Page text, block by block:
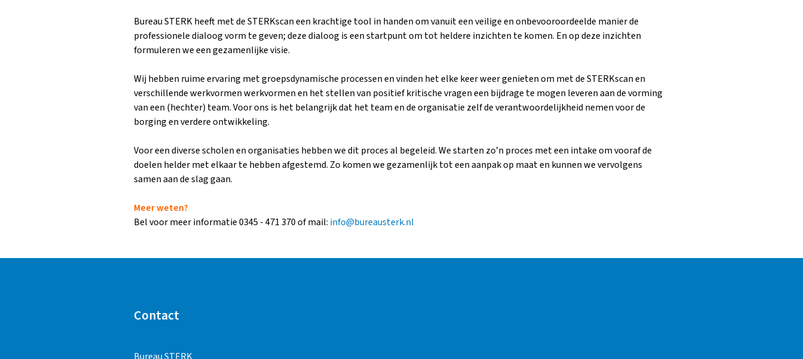
Bureau STERK heeft met de STERKscan een krachtige tool in handen om vanuit een veilige en onbevooroordeelde manier de
professionele dialoog vorm te geven; deze dialoog is een startpunt om tot heldere inzichten te komen. En op deze inzichten
formuleren we een gezamenlijke visie.
Wij hebben ruime ervaring met groepsdynamische processen en vinden het elke keer weer genieten om met de STERKscan en
verschillende werkvormen werkvormen en het stellen van positief kritische vragen een bijdrage te mogen leveren aan de vorming
van een (hechter) team. Voor ons is het belangrijk dat het team en de organisatie zelf de verantwoordelijkheid nemen voor de
borging en verdere ontwikkeling.
Voor een diverse scholen en organisaties hebben we dit proces al begeleid. We starten zo’n proces met een intake om vooraf de
doelen helder met elkaar te hebben afgestemd. Zo komen we gezamenlijk tot een aanpak op maat en kunnen we vervolgens
samen aan de slag gaan.
Meer weten?
Bel voor meer informatie 0345 - 471 370 of mail: info@bureausterk.nl
Contact